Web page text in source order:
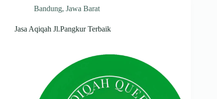
Bandung, Jawa Barat
Jasa Aqiqah Jl.Pangkur Terbaik